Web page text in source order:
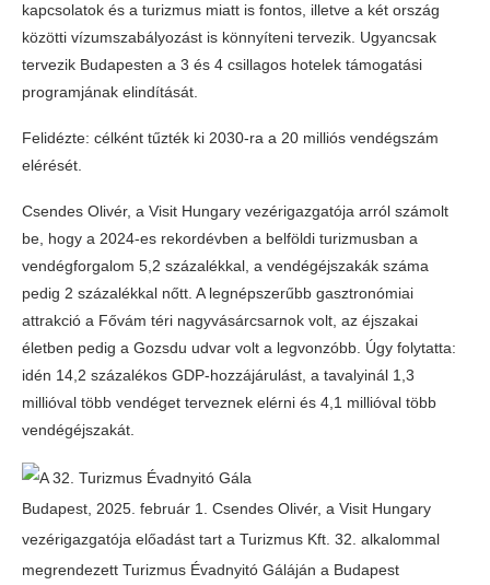
kapcsolatok és a turizmus miatt is fontos, illetve a két ország
közötti vízumszabályozást is könnyíteni tervezik. Ugyancsak
tervezik Budapesten a 3 és 4 csillagos hotelek támogatási
programjának elindítását.
Felidézte: célként tűzték ki 2030-ra a 20 milliós vendégszám
elérését.
Csendes Olivér, a Visit Hungary vezérigazgatója arról számolt
be, hogy a 2024-es rekordévben a belföldi turizmusban a
vendégforgalom 5,2 százalékkal, a vendégéjszakák száma
pedig 2 százalékkal nőtt. A legnépszerűbb gasztronómiai
attrakció a Fővám téri nagyvásárcsarnok volt, az éjszakai
életben pedig a Gozsdu udvar volt a legvonzóbb. Úgy folytatta:
idén 14,2 százalékos GDP-hozzájárulást, a tavalyinál 1,3
millióval több vendéget terveznek elérni és 4,1 millióval több
vendégéjszakát.
Budapest, 2025. február 1. Csendes Olivér, a Visit Hungary
vezérigazgatója előadást tart a Turizmus Kft. 32. alkalommal
megrendezett Turizmus Évadnyitó Gáláján a Budapest